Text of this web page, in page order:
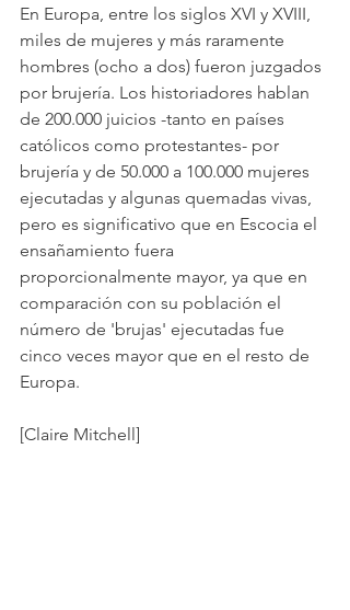
En Europa, entre los siglos XVI y XVIII,
miles de mujeres y más raramente
hombres (ocho a dos) fueron juzgados
por brujería. Los historiadores hablan
de 200.000 juicios -tanto en países
católicos como protestantes- por
brujería y de 50.000 a 100.000 mujeres
ejecutadas y algunas quemadas vivas,
pero es significativo que en Escocia el
ensañamiento fuera
proporcionalmente mayor, ya que en
comparación con su población el
número de 'brujas' ejecutadas fue
cinco veces mayor que en el resto de
Europa.
[Claire Mitchell]